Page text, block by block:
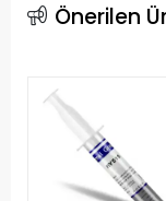
Önerilen